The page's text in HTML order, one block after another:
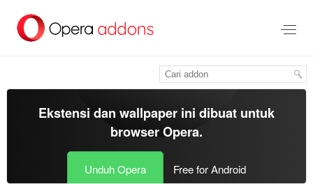
konten
Ekstensi dan wallpaper ini dibuat untuk
browser Opera.
Unduh Opera Free for Android